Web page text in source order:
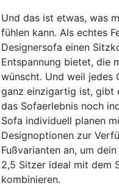
Und das ist etwas, was
fühlen kann. Als echtes
Designersofa einen
Entspannung bietet, die
wünscht. Und weil jedes
ganz einzigartig ist, gibt
das Sofaerlebnis noch
Sofa individuell planen
Designoptionen zur
Fußvarianten an, um
2,5 Sitzer ideal mit dem
kombinieren.